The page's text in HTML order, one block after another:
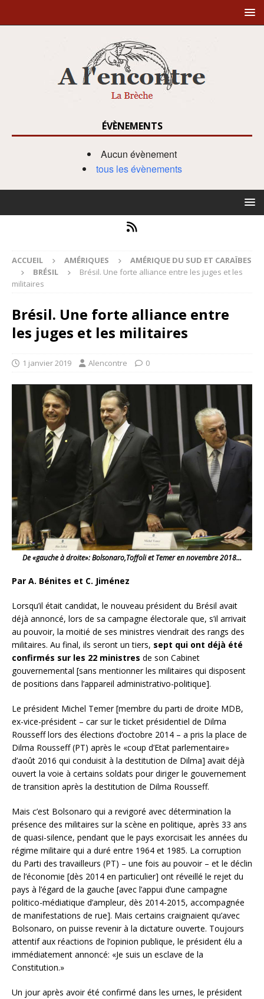
ÉVÈNEMENTS
Aucun évènement
tous les évènements
ACCUEIL AMÉRIQUES
AMÉRIQUE DU SUD ET CARAÏBES
BRÉSIL
Brésil. Une forte alliance entre les juges et les
militaires
Brésil. Une forte alliance entre
les juges et les militaires
1 janvier 2019 Alencontre 0
De «gauche à droite»: Bolsonaro,Toffoli et Temer en novembre 2018…
Par A. Bénites et C. Jiménez
Lorsqu’il était candidat, le nouveau président du Brésil avait
déjà annoncé, lors de sa campagne électorale que, s’il arrivait
au pouvoir, la moitié de ses ministres viendrait des rangs des
militaires. Au final, ils seront un tiers, sept qui ont déjà été
confirmés sur les 22 ministres de son Cabinet
gouvernemental [sans mentionner les militaires qui disposent
de positions dans l’appareil administrativo-politique].
Le président Michel Temer [membre du parti de droite MDB,
ex-vice-président – car sur le ticket présidentiel de Dilma
Rousseff lors des élections d’octobre 2014 – a pris la place de
Dilma Rousseff (PT) après le «coup d’Etat parlementaire»
d’août 2016 qui conduisit à la destitution de Dilma] avait déjà
ouvert la voie à certains soldats pour diriger le gouvernement
de transition après la destitution de Dilma Rousseff.
Mais c’est Bolsonaro qui a revigoré avec détermination la
présence des militaires sur la scène en politique, après 33 ans
de quasi-silence, pendant que le pays exorcisait les années du
régime militaire qui a duré entre 1964 et 1985. La corruption
du Parti des travailleurs (PT) – une fois au pouvoir – et le déclin
de l’économie [dès 2014 en particulier] ont réveillé le rejet du
pays à l’égard de la gauche [avec l’appui d’une campagne
politico-médiatique d’ampleur, dès 2014-2015, accompagnée
de manifestations de rue]. Mais certains craignaient qu’avec
Bolsonaro, on puisse revenir à la dictature ouverte. Toujours
attentif aux réactions de l’opinion publique, le président élu a
immédiatement annoncé: «Je suis un esclave de la
Constitution.»
Un jour après avoir été confirmé dans les urnes, le président